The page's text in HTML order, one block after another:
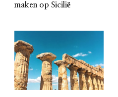
maken op Sicilië